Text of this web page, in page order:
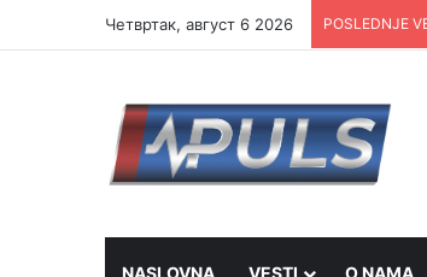
Четвртак, август 6 2026 POSLEDNJE
NASLOVNA VESTI O NAMA